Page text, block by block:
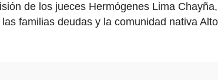
de los jueces Hermógenes Lima
familias deudas y la comunidad nativa